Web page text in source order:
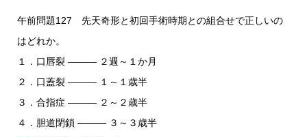
午前問題127 先天奇形と初回手術時期との組合せで正しいの
はどれか。
１．口唇裂 ――― ２週～１か月
２．口蓋裂 ――― １～１歳半
３．合指症 ――― ２～２歳半
４．胆道閉鎖 ――― ３～３歳半